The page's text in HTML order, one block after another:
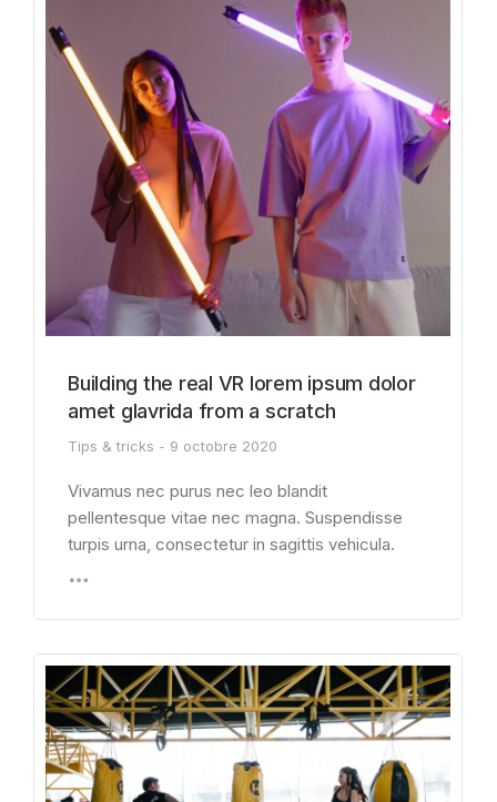
Building the real VR lorem ipsum dolor
amet glavrida from a scratch
Tips & tricks 9 octobre 2020
Vivamus nec purus nec leo blandit
pellentesque vitae nec magna. Suspendisse
turpis urna, consectetur in sagittis vehicula.